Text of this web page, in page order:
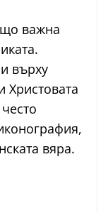
важна
върху
Христовата
вяра.